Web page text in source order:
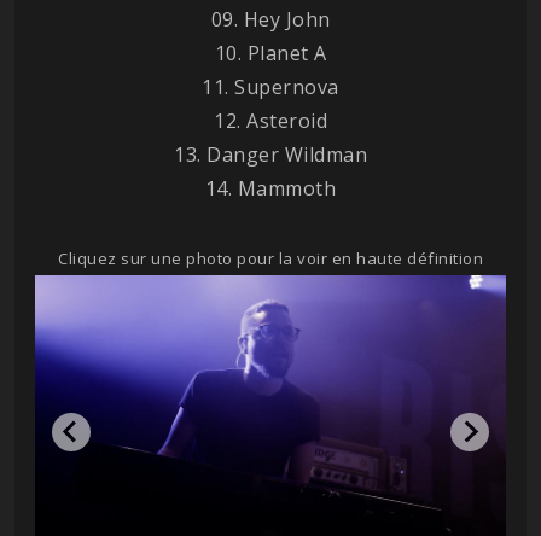
09. Hey John
10. Planet A
11. Supernova
12. Asteroid
13. Danger Wildman
14. Mammoth
Cliquez sur une photo pour la voir en haute définition